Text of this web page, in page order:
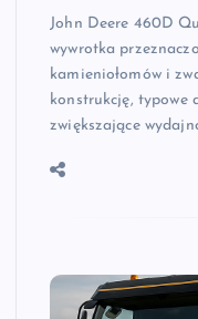
John Deere 460D
wywrotka
kamieniołomów i
konstrukcję, typowe
zwiększające